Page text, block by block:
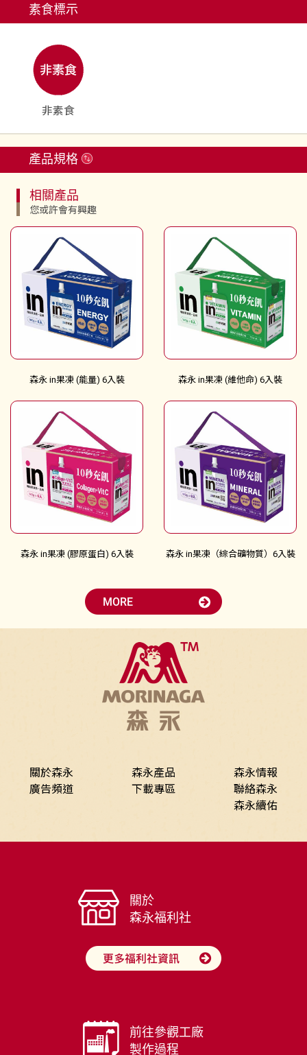
素食標示
非素食
產品規格
相關產品
您或許會有興趣
森永 in果凍 (能量) 6入裝 森永 in果凍 (維他命) 6入裝
森永 in果凍 (膠原蛋白) 6入裝 森永 in果凍（綜合礦物質）6入裝
關於森永 森永產品
森永情報
廣告頻道
下載專區
聯絡森永
森永續佑
關於
森永福利社
前往參觀工廠
製作過程